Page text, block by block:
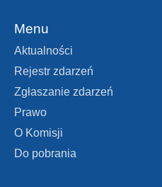
Menu
Aktualności
Rejestr zdarzeń
Zgłaszanie zdarzeń
Prawo
O Komisji
Do pobrania